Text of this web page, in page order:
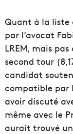
Quant à la liste
par l’avocat
LREM, mais
second tour
candidat
compatible par
avoir discuté
même avec le
aurait trouvé